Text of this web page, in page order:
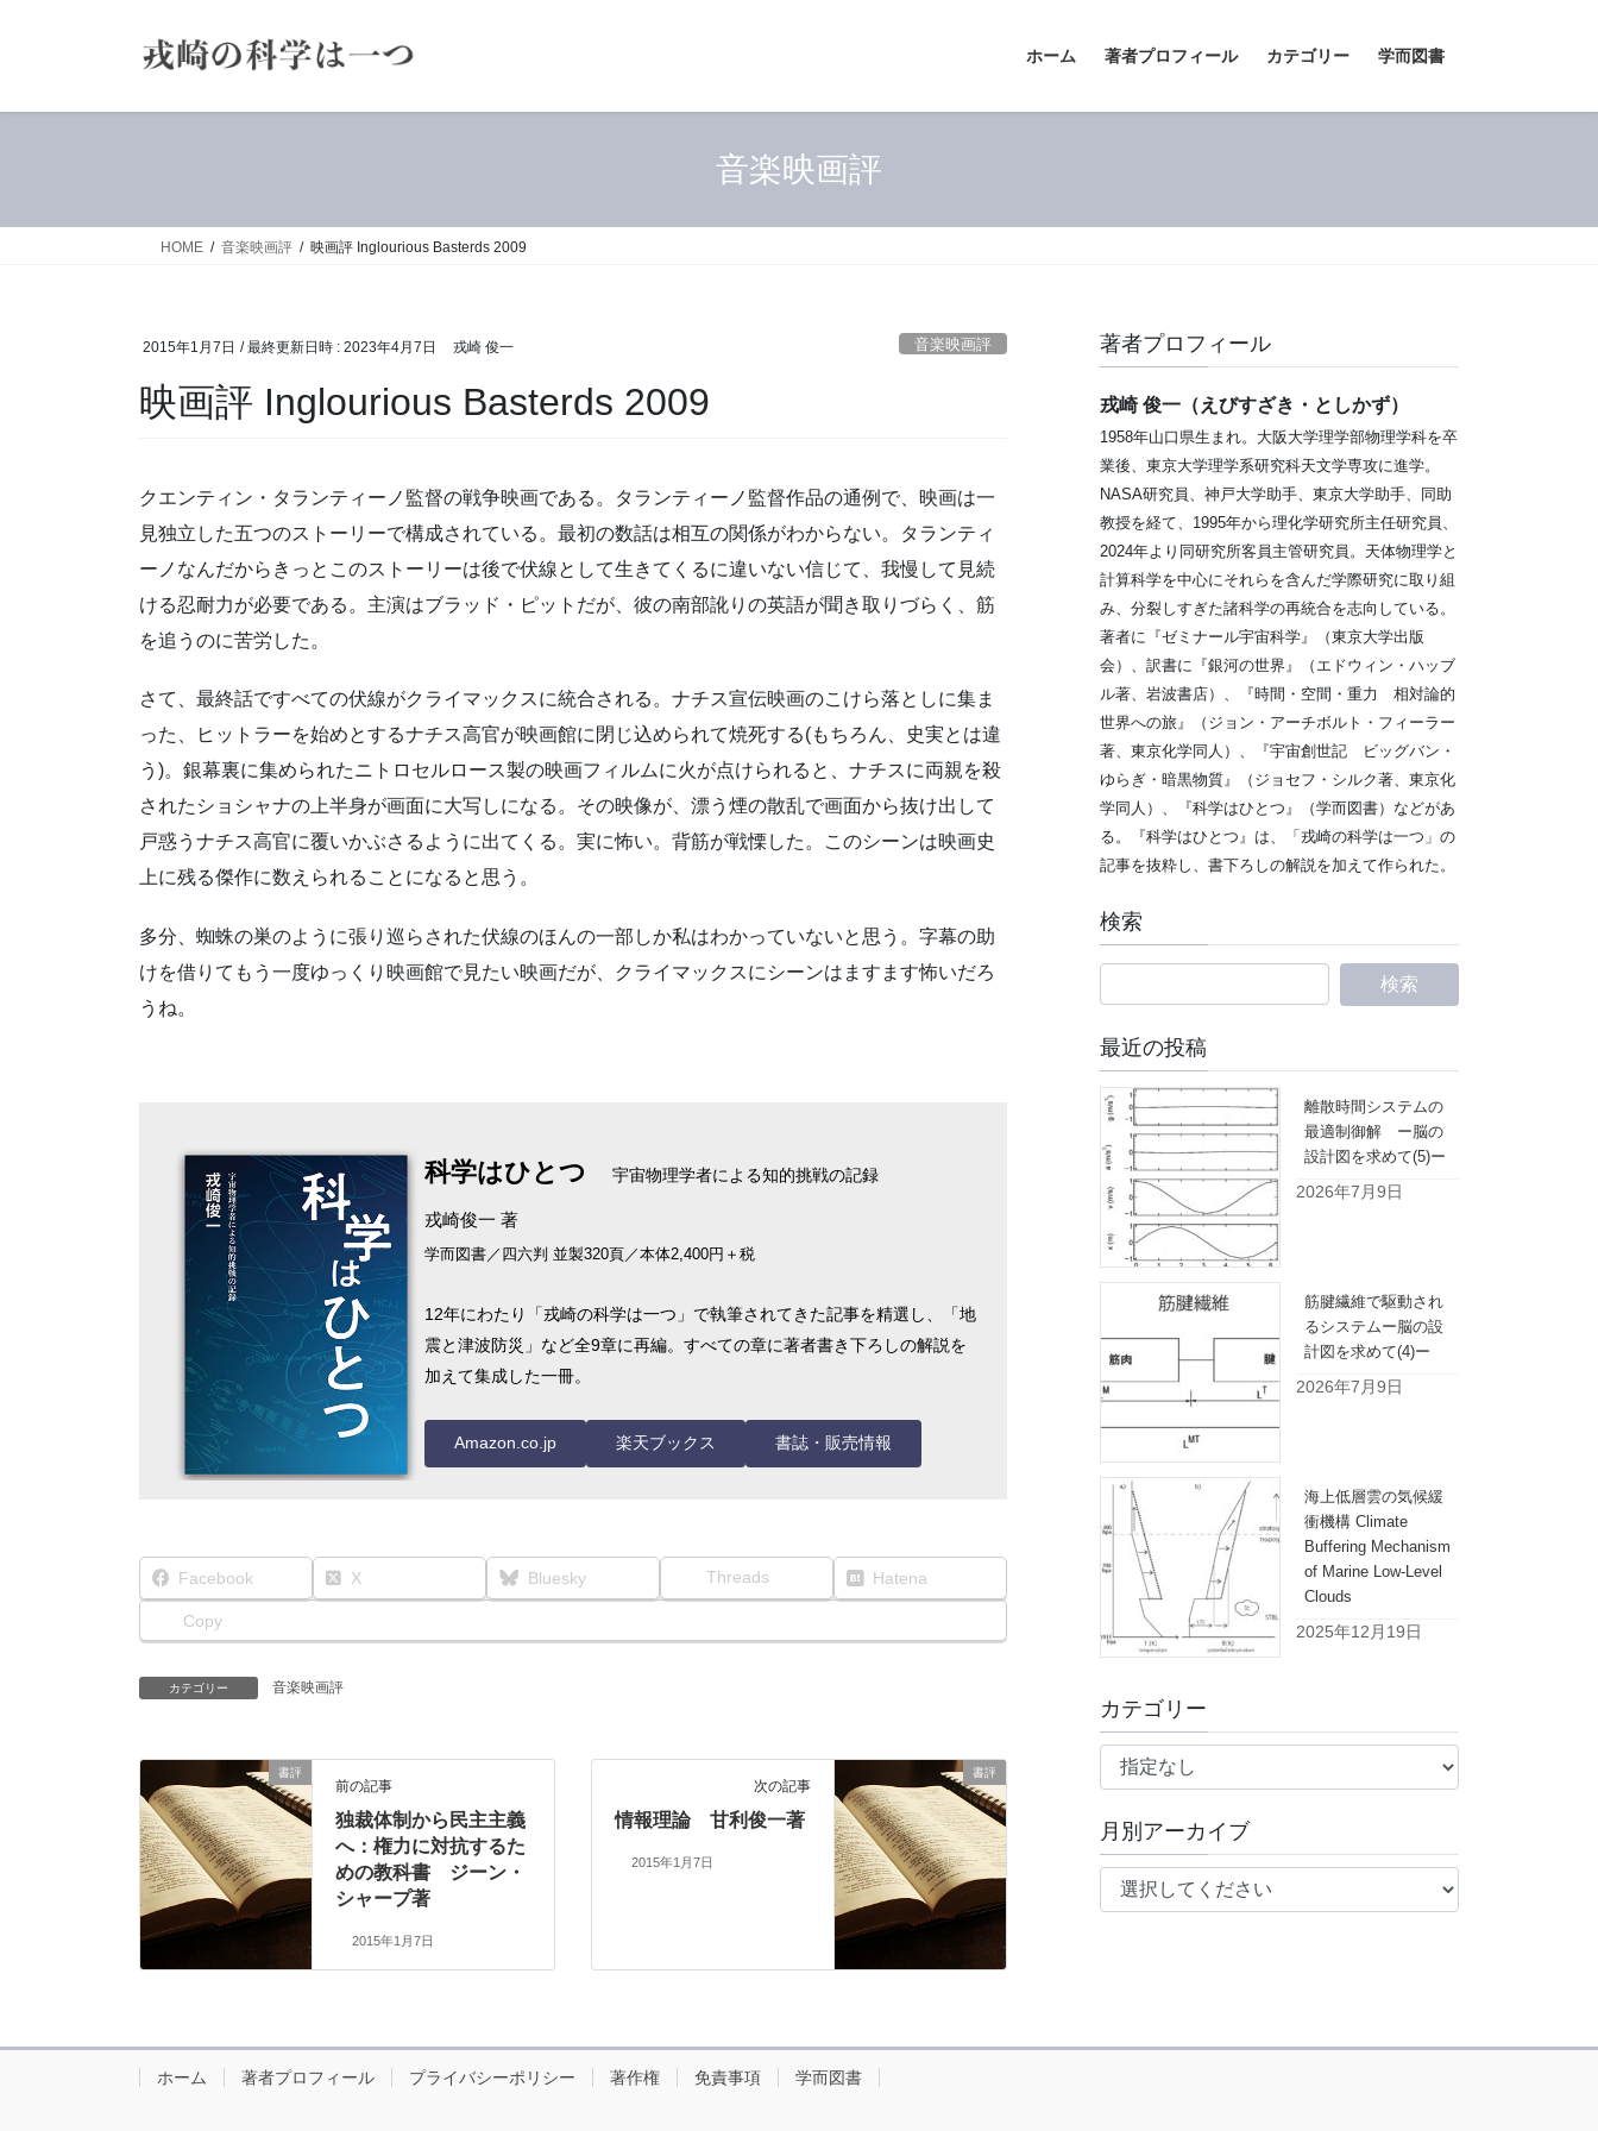
ホーム 著者プロフィール カテゴリー 学而図書
音楽映画評
HOME 音楽映画評 映画評 Inglourious Basterds 2009
2015年1月7日 / 最終更新日時 : 2023年4月7日 戎崎 俊一 音楽映画評
映画評 Inglourious Basterds 2009
クエンティン・タランティーノ監督の戦争映画である。タランティーノ監督作品の通例で、映画は一
見独立した五つのストーリーで構成されている。最初の数話は相互の関係がわからない。タランティ
ーノなんだからきっとこのストーリーは後で伏線として生きてくるに違いない信じて、我慢して見続
ける忍耐力が必要である。主演はブラッド・ピットだが、彼の南部訛りの英語が聞き取りづらく、筋
を追うのに苦労した。
さて、最終話ですべての伏線がクライマックスに統合される。ナチス宣伝映画のこけら落としに集ま
った、ヒットラーを始めとするナチス高官が映画館に閉じ込められて焼死する(もちろん、史実とは違
う)。銀幕裏に集められたニトロセルロース製の映画フィルムに火が点けられると、ナチスに両親を殺
されたショシャナの上半身が画面に大写しになる。その映像が、漂う煙の散乱で画面から抜け出して
戸惑うナチス高官に覆いかぶさるように出てくる。実に怖い。背筋が戦慄した。このシーンは映画史
上に残る傑作に数えられることになると思う。
多分、蜘蛛の巣のように張り巡らされた伏線のほんの一部しか私はわかっていないと思う。字幕の助
けを借りてもう一度ゆっくり映画館で見たい映画だが、クライマックスにシーンはますます怖いだろ
うね。
科学はひとつ 宇宙物理学者による知的挑戦の記録
戎崎俊一 著
学而図書／四六判 並製320頁／本体2,400円＋税
12年にわたり「戎崎の科学は一つ」で執筆されてきた記事を精選し、「地
震と津波防災」など全9章に再編。すべての章に著者書き下ろしの解説を
加えて集成した一冊。
Amazon.co.jp 楽天ブックス 書誌・販売情報
Facebook X Bluesky Threads Hatena
Copy
カテゴリー 音楽映画評
書評
前の記事
独裁体制から民主主義
へ：権力に対抗するた
めの教科書 ジーン・
シャープ著
2015年1月7日
書評
次の記事
情報理論 甘利俊一著
2015年1月7日
著者プロフィール
戎崎 俊一（えびすざき・としかず）
1958年山口県生まれ。大阪大学理学部物理学科を卒
業後、東京大学理学系研究科天文学専攻に進学。
NASA研究員、神戸大学助手、東京大学助手、同助
教授を経て、1995年から理化学研究所主任研究員、
2024年より同研究所客員主管研究員。天体物理学と
計算科学を中心にそれらを含んだ学際研究に取り組
み、分裂しすぎた諸科学の再統合を志向している。
著者に『ゼミナール宇宙科学』（東京大学出版
会）、訳書に『銀河の世界』（エドウィン・ハッブ
ル著、岩波書店）、『時間・空間・重力 相対論的
世界への旅』（ジョン・アーチボルト・フィーラー
著、東京化学同人）、『宇宙創世記 ビッグバン・
ゆらぎ・暗黒物質』（ジョセフ・シルク著、東京化
学同人）、『科学はひとつ』（学而図書）などがあ
る。『科学はひとつ』は、「戎崎の科学は一つ」の
記事を抜粋し、書下ろしの解説を加えて作られた。
検索
最近の投稿
離散時間システムの
最適制御解 ー脳の
設計図を求めて(5)ー
2026年7月9日
筋腱繊維で駆動され
るシステムー脳の設
計図を求めて(4)ー
2026年7月9日
海上低層雲の気候緩
衝機構 Climate
Buffering Mechanism
of Marine Low-Level
Clouds
2025年12月19日
カテゴリー
月別アーカイブ
ホーム 著者プロフィール プライバシーポリシー 著作権 免責事項 学而図書